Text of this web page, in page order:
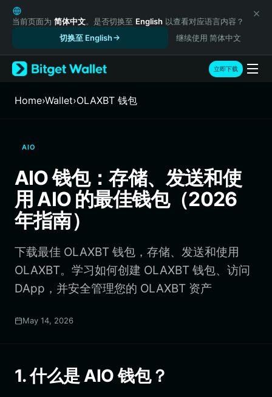
English
日本語
Русский
Español (Latinoamérica)
Türkçe
Italiano
繁體中文
Português (Portugal)
Bahasa Indonesia
ภาษาไทย
हिन्दी
Português (Brasil)
Español (Argentina)
当前页面为 简体中文。是否切换至 English 以查看对应语言内容？
切换至 English
继续使用 简体中文
立即下载
Home›Wallet›OLAXBT 钱包
AIO
AIO 钱包：存储、发送和使
用 AIO 的最佳钱包（2026
年指南）
下载最佳 OLAXBT 钱包，存储、发送和使用
OLAXBT。学习如何创建 OLAXBT 钱包、访问
DApp，并安全管理您的 OLAXBT 资产
May 14, 2026
1. 什么是 AIO 钱包？